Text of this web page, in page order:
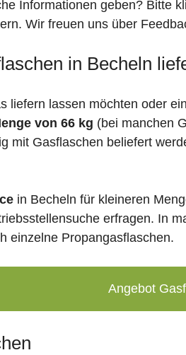
Informationen geben? Bitte
Wir freuen uns über
in Becheln
liefern lassen möchten oder
von 66 kg (bei manchen
mit Gasflaschen beliefert
in Becheln für kleineren
erfragen. In
einzelne Propangasflaschen.
Angebot